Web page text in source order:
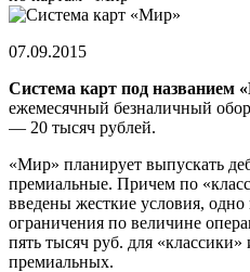
07.09.2015
Система карт под названием
ежемесячный безналичный
— 20 тысяч рублей.
«Мир» планирует выпускать
премиальные. Причем по
введены жесткие условия,
ограничения по величине
пять тысяч руб. для «классики»
премиальных.